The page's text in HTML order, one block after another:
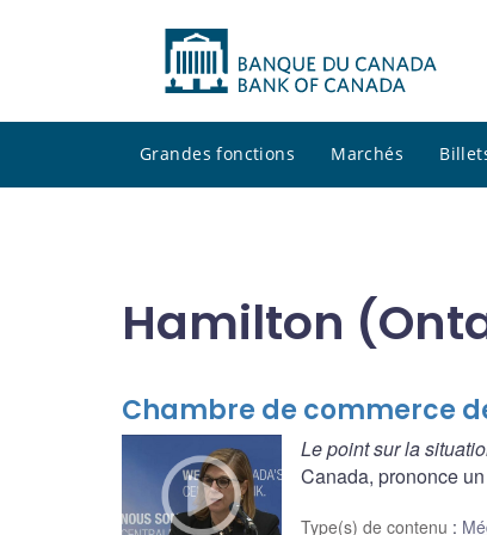
Grandes fonctions Marchés
Hamilton
Chambre de commerce
Le point sur la
Canada, prononce
Type(s) de contenu :